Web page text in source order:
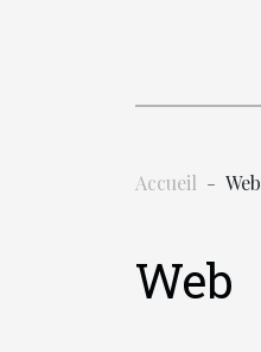
Accueil Web
Web